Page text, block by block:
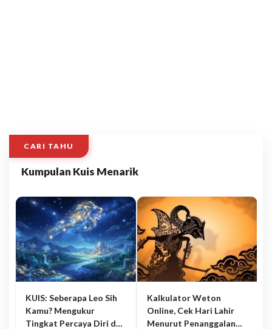
CARI TAHU
Kumpulan Kuis Menarik
KUIS: Seberapa Leo Sih
Kamu? Mengukur
Tingkat Percaya Diri dan
Kalkulator Weton
Online, Cek Hari Lahir
Menurut Penanggalan